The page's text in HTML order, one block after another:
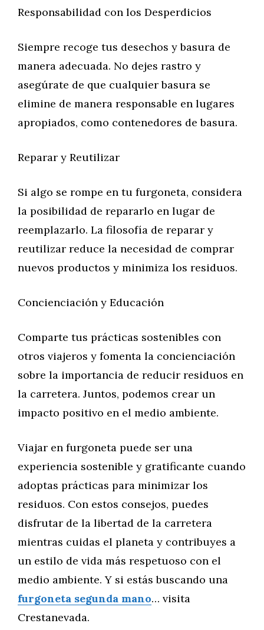
Responsabilidad con los Desperdicios
Siempre recoge tus desechos y basura de
manera adecuada. No dejes rastro y
asegúrate de que cualquier basura se
elimine de manera responsable en lugares
apropiados, como contenedores de basura.
Reparar y Reutilizar
Si algo se rompe en tu furgoneta, considera
la posibilidad de repararlo en lugar de
reemplazarlo. La filosofía de reparar y
reutilizar reduce la necesidad de comprar
nuevos productos y minimiza los residuos.
Concienciación y Educación
Comparte tus prácticas sostenibles con
otros viajeros y fomenta la concienciación
sobre la importancia de reducir residuos en
la carretera. Juntos, podemos crear un
impacto positivo en el medio ambiente.
Viajar en furgoneta puede ser una
experiencia sostenible y gratificante cuando
adoptas prácticas para minimizar los
residuos. Con estos consejos, puedes
disfrutar de la libertad de la carretera
mientras cuidas el planeta y contribuyes a
un estilo de vida más respetuoso con el
medio ambiente. Y si estás buscando una
furgoneta segunda mano… visita
Crestanevada.